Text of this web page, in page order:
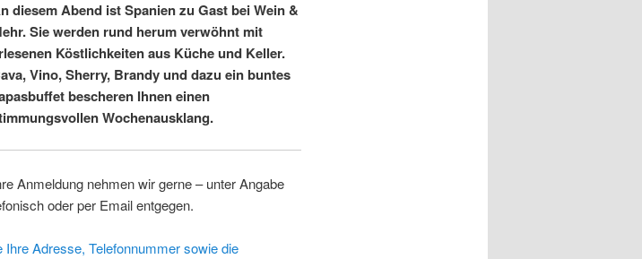
diesem Abend ist Spanien zu Gast bei Wein &
Sie werden rund herum verwöhnt mit
Köstlichkeiten aus Küche und Keller.
Vino, Sherry, Brandy und dazu ein buntes
bescheren Ihnen einen
Wochenausklang.
Anmeldung nehmen wir gerne – unter Angabe
oder per Email entgegen.
Adresse, Telefonnummer sowie die